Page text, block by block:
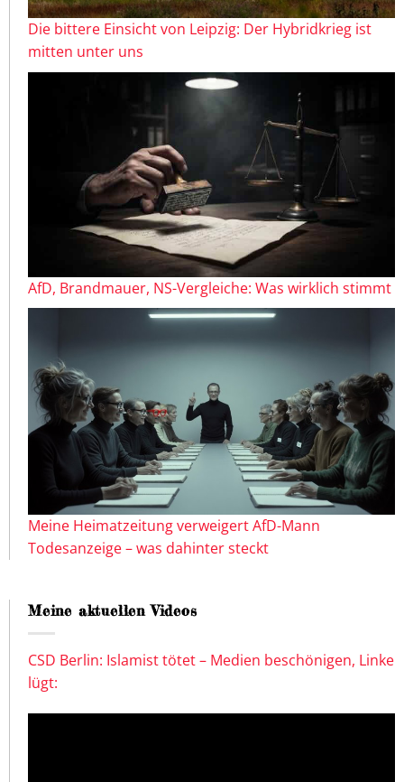
Die bittere Einsicht von Leipzig: Der Hybridkrieg ist
mitten unter uns
AfD, Brandmauer, NS-Vergleiche: Was wirklich stimmt
Meine Heimatzeitung verweigert AfD-Mann
Todesanzeige – was dahinter steckt
Meine aktuellen Videos
CSD Berlin: Islamist tötet – Medien beschönigen, Linke
lügt: